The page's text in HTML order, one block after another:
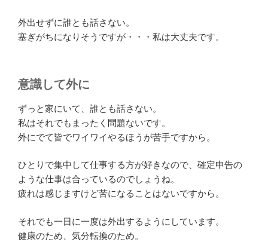
外出せずに誰とも話さない。
塞ぎがちになりそうですが・・・私は大丈夫です。
意識して外に
ずっと家にいて、誰とも話さない。
私はそれでもまったく問題ないです。
外にでて皆でワイワイやるほうが苦手ですから。
ひとりで集中して仕事する方が好きなので、確定申告の
ような仕事は合っているのでしょうね。
疲れは感じますけど苦になることはないですから。
それでも一日に一度は外出するようにしています。
健康のため、気分転換のため。